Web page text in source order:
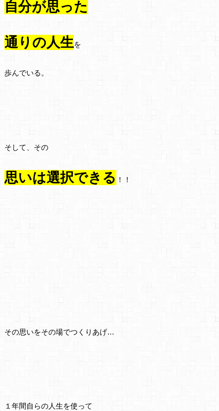
自分が思った
通りの人生を
歩んでいる。
そして、その
思いは選択できる ！！
その思いをその場でつくりあげ…
１年間自らの人生を使って